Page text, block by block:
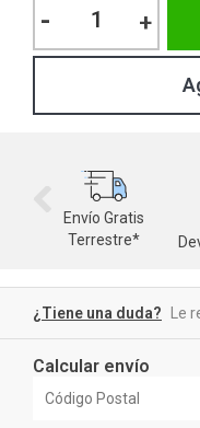
- +
Envío Gratis
Terrestre*
¿Tiene una duda? Le
Calcular envío